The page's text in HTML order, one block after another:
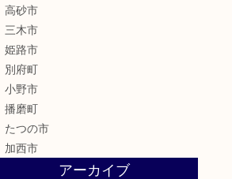
高砂市
三木市
姫路市
別府町
小野市
播磨町
たつの市
加西市
アーカイブ